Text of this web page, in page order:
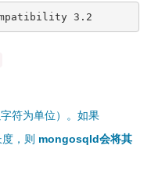
3
符为单位）。如果
，则 mongosqld会将其